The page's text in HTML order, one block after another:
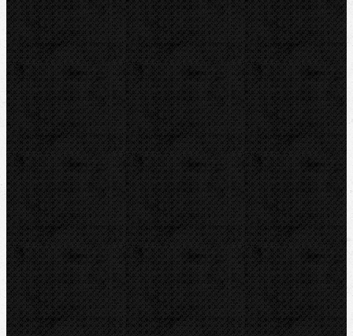
KEMPER
Guilbert EXPRESS
ZENTEN
DYTRON
KNIPEX
LOXEAL